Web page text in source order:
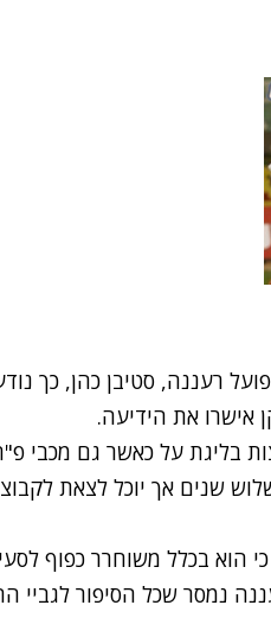
אישרו את הידיעה.
בליגת על כאשר גם מכבי
שנים אך יוכל לצאת
הוא בכלל משוחרר כפוף
נמסר שכל הסיפור לגביי